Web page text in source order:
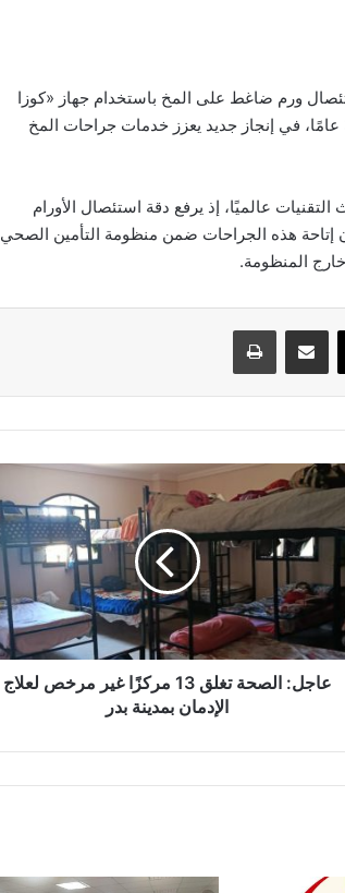
ورم ضاغط على المخ باستخدام جهاز «كوزا
CUSA» بمجمع الأقصر الطبي الدولي، لسيدة تبلغ من العمر 30 عامًا، في إنجاز جديد يعزز خدمات جراحات المخ
عالميًا، إذ يرفع دقة استئصال الأورام
إتاحة هذه الجراحات ضمن منظومة التأمين الصحي
‫X مشاركة عبر البريد طباعة
عاجل: الصحة تغلق 13 مركزًا غير مرخص لعلاج
الإدمان بمدينة بدر